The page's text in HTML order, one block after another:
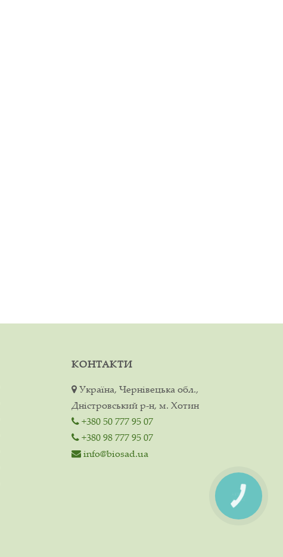
КОНТАКТИ
Україна, Чернівецька обл.,
Дністровський р-н, м. Хотин
+380 50 777 95 07
+380 98 777 95 07
info@biosad.ua
КНОПКА
ЗВ'ЯЗКУ